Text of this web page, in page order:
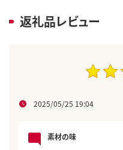
返礼品レビュー
2025/05/25 19:04
素材の味